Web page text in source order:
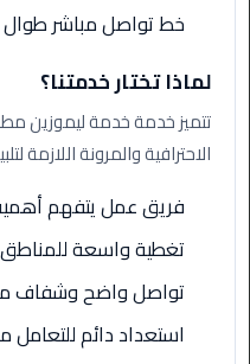
السويس
تاكسي
المطار
الاسكندريه
الشيخ
تاكسي
مطار
خط تواصل مباشر طوال
لماذا تختار خدمتنا؟
تتميز خدمة خدمة ليموزين
الاحترافية والمرونة اللازمة
فريق عمل يتفهم
تغطية واسعة
تواصل واضح وشفاف
استعداد دائم للتعامل